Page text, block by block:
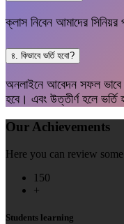
ক্লাস নিবেন আমাদের সিনিয়র
৪. কিভাবে ভর্তি হবো?
অনলাইনে আবেদন সফল ভাবে
হবে। এবং উত্তীর্ণ হলে ভর্তি
Our Achievements
Here you can review
150
+
Students learning